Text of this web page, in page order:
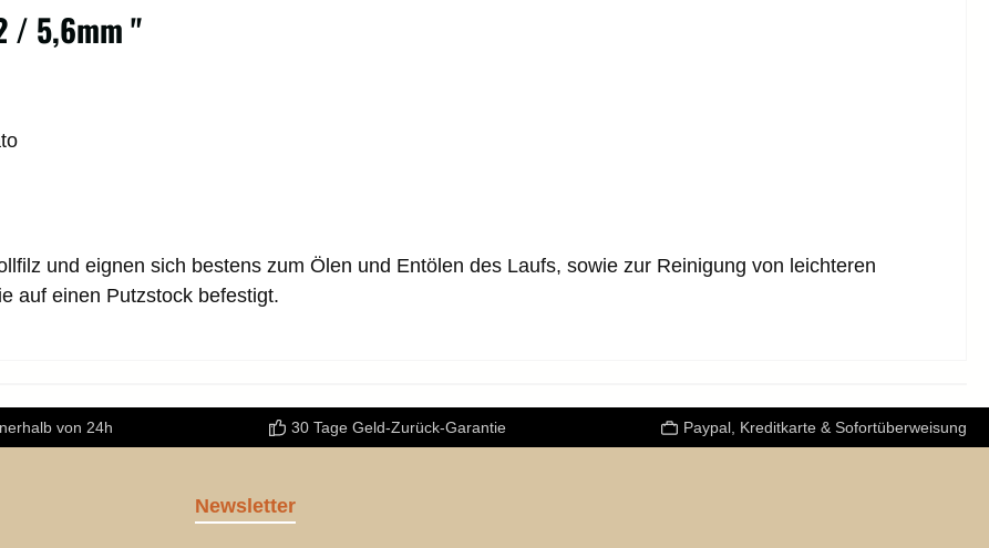
/ 5,6mm "
und eignen sich bestens zum Ölen und Entölen des Laufs, sowie zur Reinigung von leichteren
auf einen Putzstock befestigt.
von 24h 30 Tage Geld-Zurück-Garantie Paypal, Kreditkarte & Sofortüberweisung
Newsletter